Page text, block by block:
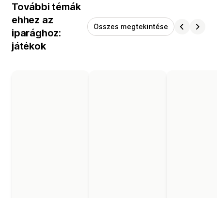
További témák
ehhez az
iparághoz:
játékok
Összes megtekintése